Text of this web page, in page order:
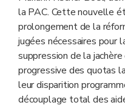
la PAC. Cette nouvelle
prolongement de la
jugées nécessaires pour
suppression de la
progressive des quotas
leur disparition
découplage total des